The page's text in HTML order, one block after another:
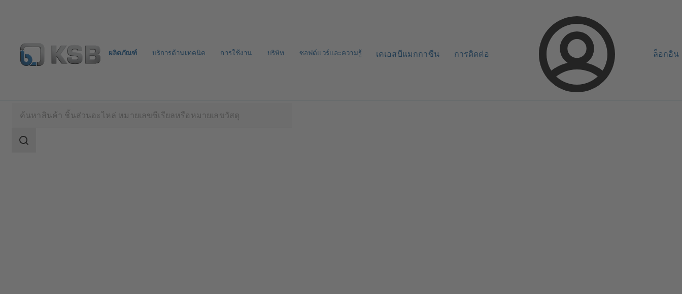
ผลิตภัณฑ์ บริการด้านเทคนิค การใช้งาน บริษัท ซอฟต์แวร์และความรู้ เคเอสบีแมกกาซีน การติดต่อ ล็อกอิน
การ
ขอบเขต